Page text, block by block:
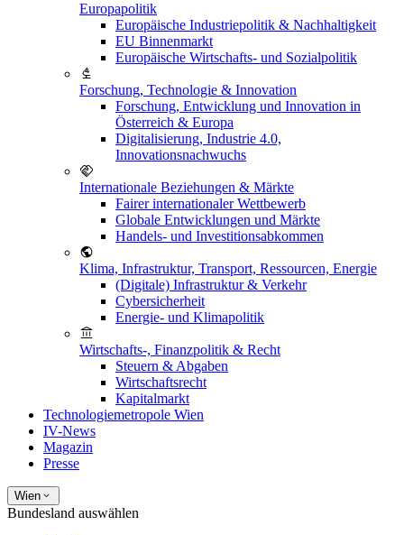
Europapolitik
Europäische Industriepolitik & Nachhaltigkeit
EU Binnenmarkt
Europäische Wirtschafts- und Sozialpolitik
Forschung, Technologie & Innovation
Forschung, Entwicklung und Innovation in
Österreich & Europa
Digitalisierung, Industrie 4.0,
Innovationsnachwuchs
Internationale Beziehungen & Märkte
Fairer internationaler Wettbewerb
Globale Entwicklungen und Märkte
Handels- und Investitionsabkommen
Klima, Infrastruktur, Transport, Ressourcen, Energie
(Digitale) Infrastruktur & Verkehr
Cybersicherheit
Energie- und Klimapolitik
Wirtschafts-, Finanzpolitik & Recht
Steuern & Abgaben
Wirtschaftsrecht
Kapitalmarkt
Technologiemetropole Wien
IV-News
Magazin
Presse
Wien
Bundesland auswählen